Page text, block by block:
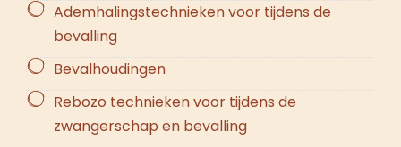
Ademhalingstechnieken voor tijdens de
bevalling
Bevalhoudingen
Rebozo technieken voor tijdens de
zwangerschap en bevalling